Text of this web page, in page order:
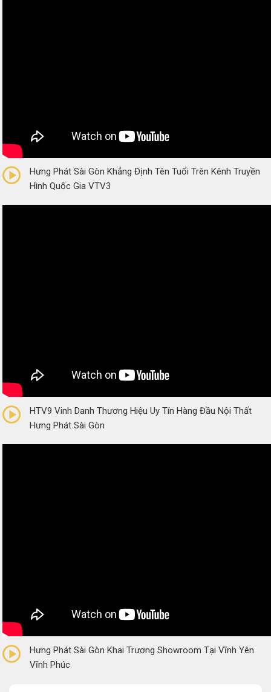
(0 Reviews)
Hưng Phát Sài Gòn Khẳng Định Tên Tuổi Trên Kênh Truyền
Hình Quốc Gia VTV3
(0 Reviews)
HTV9 Vinh Danh Thương Hiệu Uy Tín Hàng Đầu Nội Thất
Hưng Phát Sài Gòn
(0 Reviews)
Hưng Phát Sài Gòn Khai Trương Showroom Tại Vĩnh Yên
Vĩnh Phúc